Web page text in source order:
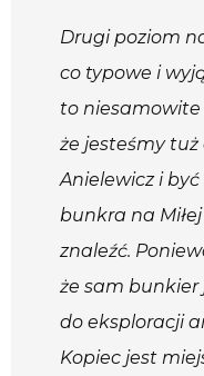
Drugi poziom
co typowe i
to niesamowite
że jesteśmy tuż
Anielewicz i
bunkra na
znaleźć.
że sam
do eksploracji
Kopiec jest